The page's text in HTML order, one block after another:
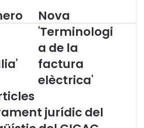
N
o
a
T
e
r
i
n
Nova
'Terminologi
a de la
factura
elèctrica'
jurídic del